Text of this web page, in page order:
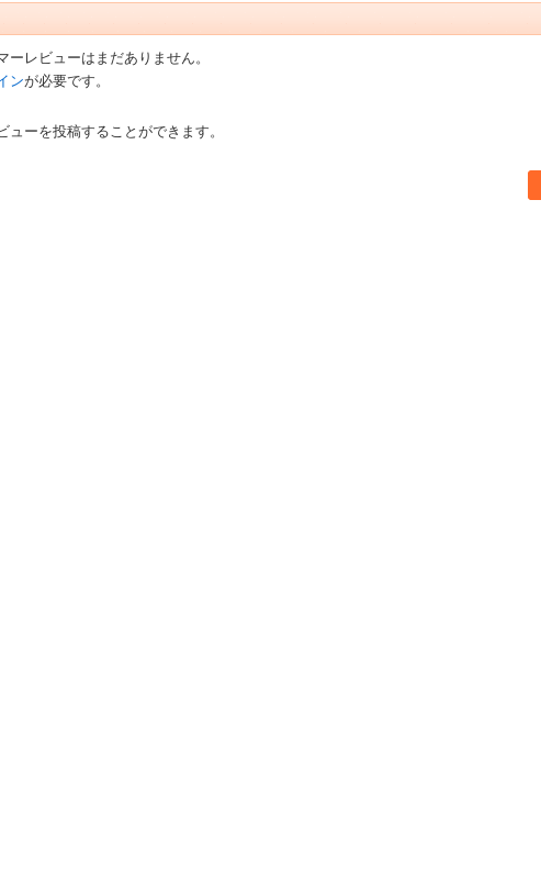
ーレビューはまだありません。
ンが必要です。
ューを投稿することができます。